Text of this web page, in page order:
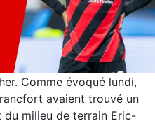
Comme évoqué lundi,
avaient trouvé un
milieu de terrain Eric-